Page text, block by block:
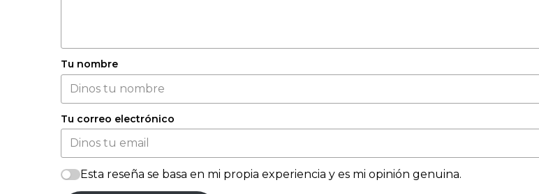
Tu nombre
Tu correo electrónico
Esta reseña se basa en mi propia experiencia y es mi opinión genuina.